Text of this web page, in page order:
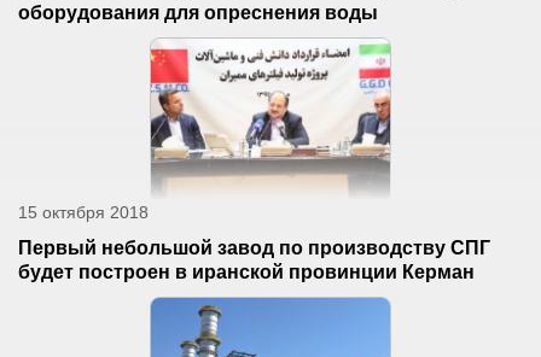
оборудования для опреснения воды
15 октября 2018
Первый небольшой завод по производству СПГ
будет построен в иранской провинции Керман